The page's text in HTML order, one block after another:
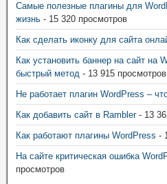
Самые полезные плагины для
жизнь - 15 320 просмотров
Как сделать иконку для сайта
Как установить баннер на сайт на
быстрый метод - 13 915 просмотров
Не работает плагин WordPress –
Как добавить сайт в Rambler- 13
Как работают плагины WordPress -
На сайте критическая ошибка
просмотров